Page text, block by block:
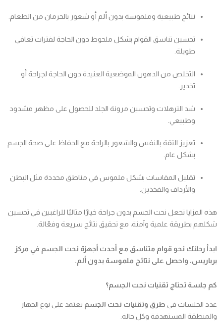
نتائج طبيعية وملموسة بدون ألم أو شعور بالحرمان من الطعام.
تحسين تناسق القوام بشكل ملحوظ دون الحاجة لفترات تعافي
طويلة.
التخلص من الدهون الموضعية العنيدة دون الحاجة لجراحة أو
تخدير.
شد الترهلات وتحسين مرونة الجلد للحصول على مظهر مشدود
وطبيعي.
تعزيز الثقة بالنفس والشعور بالراحة مع الحفاظ على صحة الجسم
بشكل عام.
تقليل المقاسات بشكل ملموس في مناطق محددة مثل البطن
والأرداف والفخذين.
هذه المزايا تجعل نحت الجسم بدون جراحة خيارًا مثاليًا للراغبين في تحسين
شكلهم بطريقة علمية وآمنة، مع تحقيق نتائج سريعة وفعّالة.
ابدأ رحلتك نحو قوام متناسق مع أحدث أجهزة نحت الجسم في مركز
برباريس، واحصل على نتائج ملموسة بدون ألم.
كم جلسة تحتاج تقنيات نحت الجسم؟
عدد الجلسات في طرق وتقنيات نحت الجسم يعتمد على نوع الجهاز
والمنطقة المستهدفة وكل حالة: